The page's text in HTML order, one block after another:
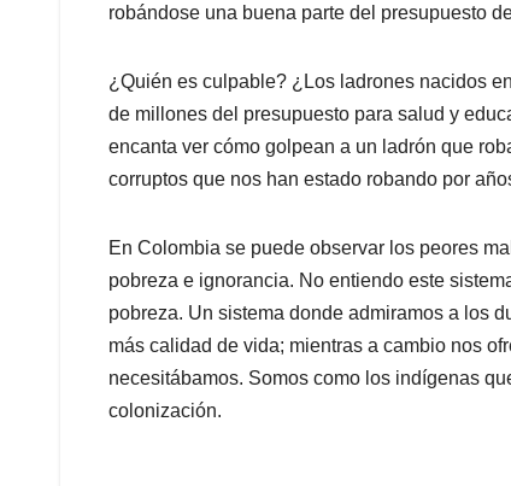
robándose una buena parte del presupuesto
¿Quién es culpable? ¿Los ladrones nacidos
de millones del presupuesto para salud y
encanta ver cómo golpean a un ladrón que
corruptos que nos han estado robando por
En Colombia se puede observar los peores
pobreza e ignorancia. No entiendo este
pobreza. Un sistema donde admiramos a los
más calidad de vida; mientras a cambio nos
necesitábamos. Somos como los indígenas
colonización.